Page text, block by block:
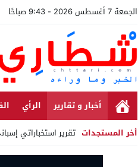
الجمعة 7 أغسطس 2026 - 9:43 صباحًا
أخبار و تقارير الرأي
أخر المستجدات تقرير استخباراتي إسباني
Stop